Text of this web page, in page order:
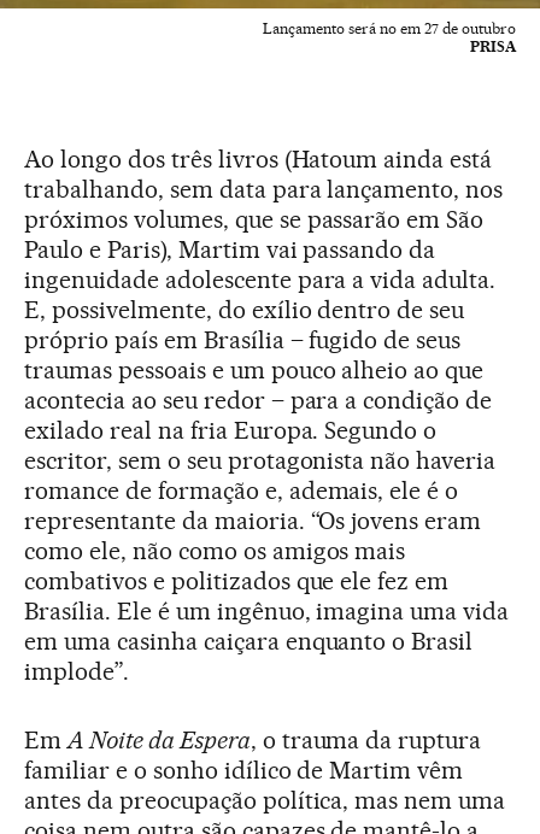
Lançamento será no em 27 de outubro
PRISA
Ao longo dos três livros (Hatoum ainda está
trabalhando, sem data para lançamento, nos
próximos volumes, que se passarão em São
Paulo e Paris), Martim vai passando da
ingenuidade adolescente para a vida adulta.
E, possivelmente, do exílio dentro de seu
próprio país em Brasília – fugido de seus
traumas pessoais e um pouco alheio ao que
acontecia ao seu redor – para a condição de
exilado real na fria Europa. Segundo o
escritor, sem o seu protagonista não haveria
romance de formação e, ademais, ele é o
representante da maioria. “Os jovens eram
como ele, não como os amigos mais
combativos e politizados que ele fez em
Brasília. Ele é um ingênuo, imagina uma vida
em uma casinha caiçara enquanto o Brasil
implode”.
EmA Noite da Espera, o trauma da ruptura
familiar e o sonho idílico de Martim vêm
antes da preocupação política, mas nem uma